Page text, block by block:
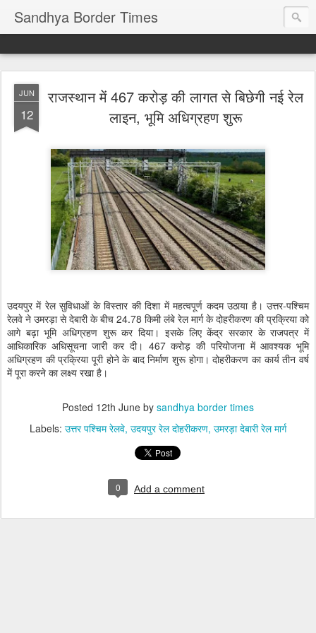
Sandhya Border Times
JUN
12
राजस्थान में 467 करोड़ की लागत से बिछेगी नई रेल
लाइन, भूमि अधिग्रहण शुरू
उदयपुर में रेल सुविधाओं के विस्तार की दिशा में महत्वपूर्ण कदम उठाया है। उत्तर-पश्चिम
रेलवे ने उमरड़ा से देबारी के बीच 24.78 किमी लंबे रेल मार्ग के दोहरीकरण की प्रक्रिया को
आगे बढ़ा भूमि अधिग्रहण शुरू कर दिया। इसके लिए केंद्र सरकार के राजपत्र में
आधिकारिक अधिसूचना जारी कर दी। 467 करोड़ की परियोजना में आवश्यक भूमि
अधिग्रहण की प्रक्रिया पूरी होने के बाद निर्माण शुरू होगा। दोहरीकरण का कार्य तीन वर्ष
में पूरा करने का लक्ष्य रखा है।
Posted 12th June by sandhya border times
Labels: उत्तर पश्चिम रेलवे उदयपुर रेल दोहरीकरण उमरड़ा देबारी रेल मार्ग
0 Add a comment